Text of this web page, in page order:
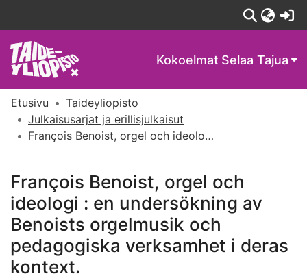
Kokoelmat Selaa Tajua
Etusivu
Taideyliopisto
Julkaisusarjat ja erillisjulkaisut
François Benoist, orgel och ideologi : en undersökning av Benoists orgelmusik och pedagogiska verksamhet i deras kontext.
François Benoist, orgel och
ideologi : en undersökning av
Benoists orgelmusik och
pedagogiska verksamhet i deras
kontext.